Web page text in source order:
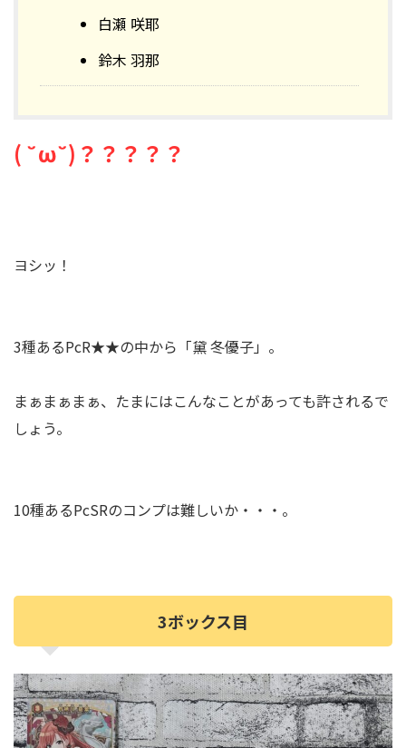
白瀬 咲耶
鈴木 羽那
( ˘ω˘)？？？？？
ヨシッ！
3種あるPcR★★の中から「黛 冬優子」。
まぁまぁまぁ、たまにはこんなことがあっても許されるで
しょう。
10種あるPcSRのコンプは難しいか・・・。
3ボックス目